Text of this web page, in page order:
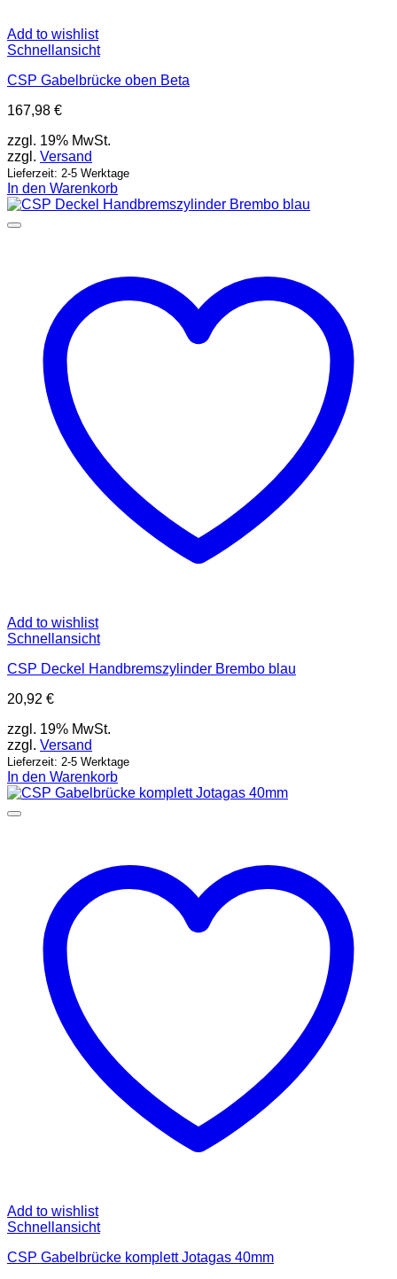
Add to wishlist
Schnellansicht
CSP Gabelbrücke oben Beta
167,98 €
zzgl. 19% MwSt.
zzgl. Versand
Lieferzeit: 2-5 Werktage
In den Warenkorb
Add to wishlist
Schnellansicht
CSP Deckel Handbremszylinder Brembo blau
20,92 €
zzgl. 19% MwSt.
zzgl. Versand
Lieferzeit: 2-5 Werktage
In den Warenkorb
Add to wishlist
Schnellansicht
CSP Gabelbrücke komplett Jotagas 40mm